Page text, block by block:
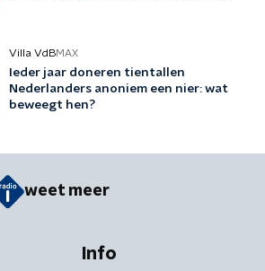
Villa VdBMAX
Ieder jaar doneren tientallen
Nederlanders anoniem een nier: wat
beweegt hen?
weet meer
Info